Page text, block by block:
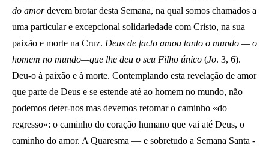
do amordevem brotar desta Semana, na qual somos chamados a
uma particular e excepcional solidariedade com Cristo, na sua
paixão e morte na Cruz. Deus de facto amou tanto o mundo — o
homem no mundo—que lhe deu o seu Filho único (Jo. 3, 6).
Deu-o à paixão e à morte. Contemplando esta revelação de amor
que parte de Deus e se estende até ao homem no mundo, não
podemos deter-nos mas devemos retomar o caminho «do
regresso»: o caminho do coração humano que vai até Deus, o
caminho do amor. A Quaresma — e sobretudo a Semana Santa -